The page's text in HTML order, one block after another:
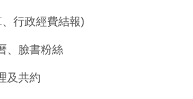
行政經費結報)
、臉書粉絲
及共約